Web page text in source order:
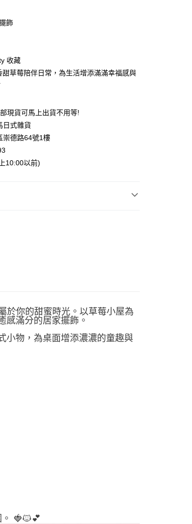
含以上)免運費
含以上)免運費
飾
收藏
甜草莓陪伴日常，為生活增添滿滿幸福感與
現貨可馬上出貨不用等!
日式雜貨
崇德路64號1樓
10:00以前)
於你的甜蜜時光。以草莓小屋為
感滿分的居家擺飾。
小物，為桌面增添濃濃的童趣與
🍓🐱💕